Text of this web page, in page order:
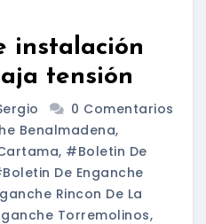
instalación
tensión
0 Comentarios
Benalmadena,
, #boletin De
De Enganche
Rincon De La
Torremolinos,